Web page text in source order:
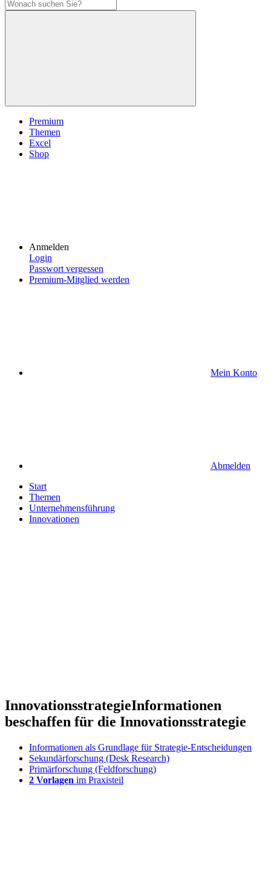
Premium
Themen
Excel
Shop
Anmelden
Login
Passwort vergessen
Premium-Mitglied werden
Mein Konto
Abmelden
Start
Themen
Unternehmensführung
Innovationen
InnovationsstrategieInformationen
beschaffen für die Innovationsstrategie
Informationen als Grundlage für Strategie-Entscheidungen
Sekundärforschung (Desk Research)
Primärforschung (Feldforschung)
2 Vorlagen im Praxisteil